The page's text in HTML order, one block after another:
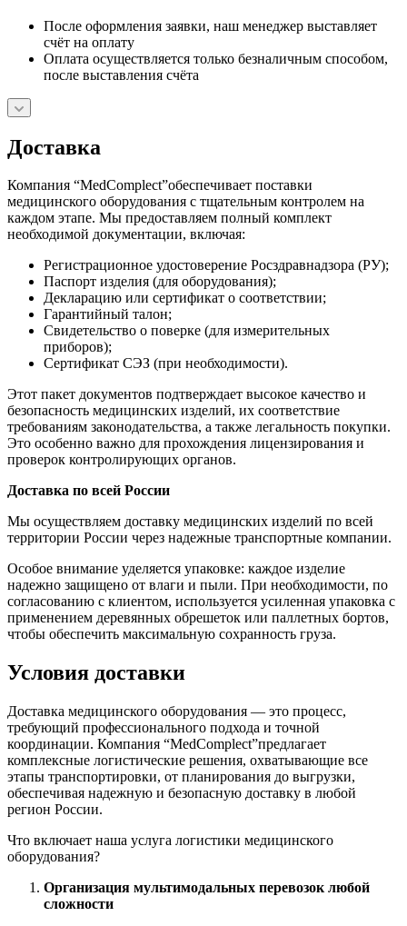
После оформления заявки, наш менеджер выставляет
счёт на оплату
Оплата осуществляется только безналичным способом,
после выставления счёта
Доставка
Компания “MedComplect”обеспечивает поставки
медицинского оборудования с тщательным контролем на
каждом этапе. Мы предоставляем полный комплект
необходимой документации, включая:
Регистрационное удостоверение Росздравнадзора (РУ);
Паспорт изделия (для оборудования);
Декларацию или сертификат о соответствии;
Гарантийный талон;
Свидетельство о поверке (для измерительных
приборов);
Сертификат СЭЗ (при необходимости).
Этот пакет документов подтверждает высокое качество и
безопасность медицинских изделий, их соответствие
требованиям законодательства, а также легальность покупки.
Это особенно важно для прохождения лицензирования и
проверок контролирующих органов.
Доставка по всей России
Мы осуществляем доставку медицинских изделий по всей
территории России через надежные транспортные компании.
Особое внимание уделяется упаковке: каждое изделие
надежно защищено от влаги и пыли. При необходимости, по
согласованию с клиентом, используется усиленная упаковка с
применением деревянных обрешеток или паллетных бортов,
чтобы обеспечить максимальную сохранность груза.
Условия доставки
Доставка медицинского оборудования — это процесс,
требующий профессионального подхода и точной
координации. Компания “MedComplect”предлагает
комплексные логистические решения, охватывающие все
этапы транспортировки, от планирования до выгрузки,
обеспечивая надежную и безопасную доставку в любой
регион России.
Что включает наша услуга логистики медицинского
оборудования?
Организация мультимодальных перевозок любой
сложности